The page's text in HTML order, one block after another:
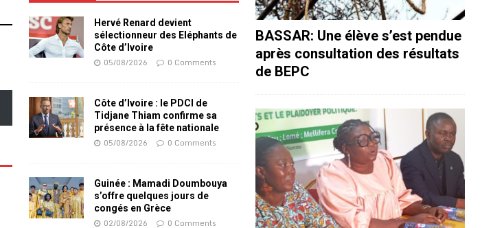
Hervé Renard devient
sélectionneur des Eléphants de
Côte d’Ivoire
05/08/2026 0 Comments
Côte d’Ivoire : le PDCI de
Tidjane Thiam confirme sa
présence à la fête nationale
05/08/2026 0 Comments
Guinée : Mamadi Doumbouya
s’offre quelques jours de
congés en Grèce
02/08/2026 0 Comments
BASSAR: Une élève s’est pendue
après consultation des résultats
de BEPC